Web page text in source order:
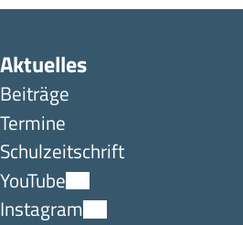
Aktuelles
Beiträge
Termine
Schulzeitschrift
YouTube
Instagram